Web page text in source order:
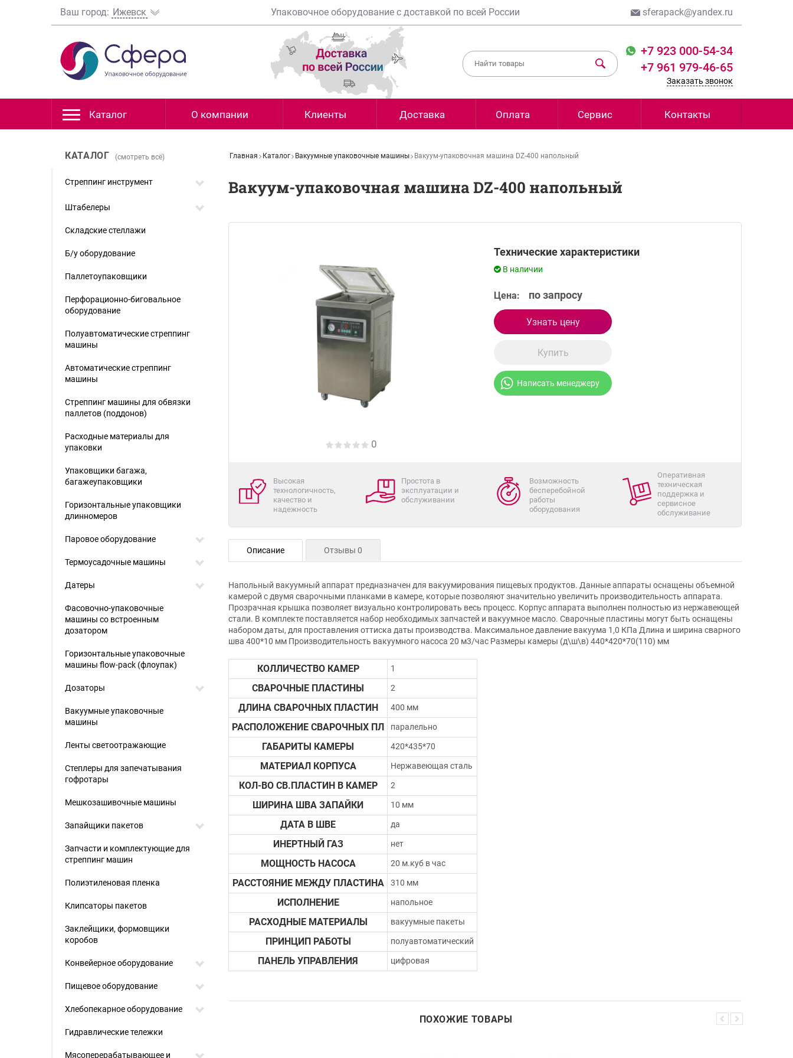
Ваш город: Ижевск Упаковочное оборудование с доставкой по всей России sferapack@yandex.ru
+7 923 000-54-34
+7 961 979-46-65
Заказать звонок
Каталог О компании Клиенты Доставка Оплата Сервис Контакты
Главная Каталог Вакуумные упаковочные машины Вакуум-упаковочная машина DZ-400 напольный
Вакуум-упаковочная машина DZ-400 напольный
0
Технические характеристики
В наличии
Цена: по запросу
Узнать цену
Купить
Написать менеджеру
Высокая
технологичность,
качество и
надежность
Простота в
эксплуатации и
обслуживании
Возможность
бесперебойной
работы
оборудования
Оперативная
техническая
поддержка и
сервисное
обслуживание
Описание Отзывы 0
Напольный вакуумный аппарат предназначен для вакуумирования пищевых продуктов. Данные аппараты оснащены объемной
камерой с двумя сварочными планками в камере, которые позволяют значительно увеличить производительность аппарата.
Прозрачная крышка позволяет визуально контролировать весь процесс. Корпус аппарата выполнен полностью из нержавеющей
стали. В комплекте поставляется набор необходимых запчастей и вакуумное масло. Сварочные пластины могут быть оснащены
набором даты, для проставления оттиска даты производства. Максимальное давление вакуума 1,0 КПа Длина и ширина сварного
шва 400*10 мм Производительность вакуумного насоса 20 м3/час Размеры камеры (д\ш\в) 440*420*70(110) мм
КОЛЛИЧЕСТВО КАМЕР 1
СВАРОЧНЫЕ ПЛАСТИНЫ 2
ДЛИНА СВАРОЧНЫХ ПЛАСТИН 400 мм
РАСПОЛОЖЕНИЕ СВАРОЧНЫХ ПЛ паралельно
ГАБАРИТЫ КАМЕРЫ 420*435*70
МАТЕРИАЛ КОРПУСА Нержавеющая сталь
КОЛ-ВО СВ.ПЛАСТИН В КАМЕР 2
ШИРИНА ШВА ЗАПАЙКИ 10 мм
ДАТА В ШВЕ да
ИНЕРТНЫЙ ГАЗ нет
МОЩНОСТЬ НАСОСА 20 м.куб в час
РАССТОЯНИЕ МЕЖДУ ПЛАСТИНА 310 мм
ИСПОЛНЕНИЕ напольное
РАСХОДНЫЕ МАТЕРИАЛЫ вакуумные пакеты
ПРИНЦИП РАБОТЫ полуавтоматический
ПАНЕЛЬ УПРАВЛЕНИЯ цифровая
ПОХОЖИЕ ТОВАРЫ
КАТАЛОГ (смотреть всё)
Стреппинг инструмент
Штабелеры
Складские стеллажи
Б/у оборудование
Паллетоупаковщики
Перфорационно-биговальное
оборудование
Полуавтоматические стреппинг
машины
Автоматические стреппинг
машины
Стреппинг машины для обвязки
паллетов (поддонов)
Расходные материалы для
упаковки
Упаковщики багажа,
багажеупаковщики
Горизонтальные упаковщики
длинномеров
Паровое оборудование
Термоусадочные машины
Датеры
Фасовочно-упаковочные
машины со встроенным
дозатором
Горизонтальные упаковочные
машины flow-pack (флоупак)
Дозаторы
Вакуумные упаковочные
машины
Ленты светоотражающие
Степлеры для запечатывания
гофротары
Мешкозашивочные машины
Запайщики пакетов
Запчасти и комплектующие для
стреппинг машин
Полиэтиленовая пленка
Клипсаторы пакетов
Заклейщики, формовщики
коробов
Конвейерное оборудование
Пищевое оборудование
Хлебопекарное оборудование
Гидравлические тележки
Мясоперерабатывающее и